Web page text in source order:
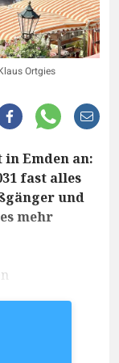
Ortgies
Emden an:
fast alles
und
mehr